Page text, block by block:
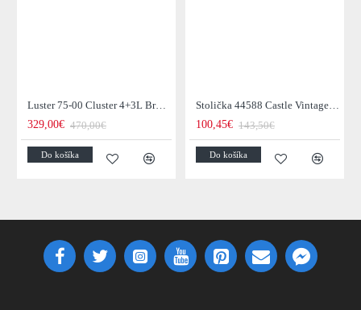
Luster 75-00 Cluster 4+3L Brown + Jantar Glass
329,00€ 470,00€
Do košíka
Stolička 44588 Castle Vintage Black
100,45€ 143,50€
Do košíka